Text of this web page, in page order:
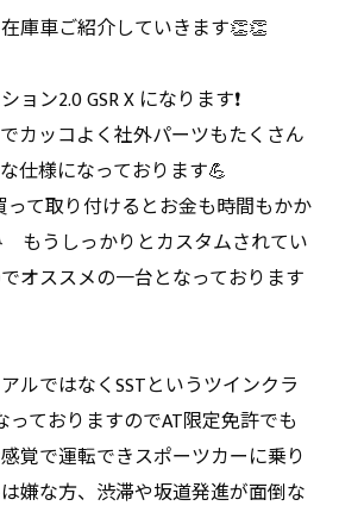
庫車ご紹介していきます👏👏
ン2.0 GSR X になります❗️
カッコよく社外パーツもたくさん
仕様になっております💪
って取り付けるとお金も時間もかか
もうしっかりとカスタムされてい
オススメの一台となっております
ルではなくSSTというツインクラ
っておりますのでAT限定免許でも
覚で運転できスポーツカーに乗り
嫌な方、渋滞や坂道発進が面倒な